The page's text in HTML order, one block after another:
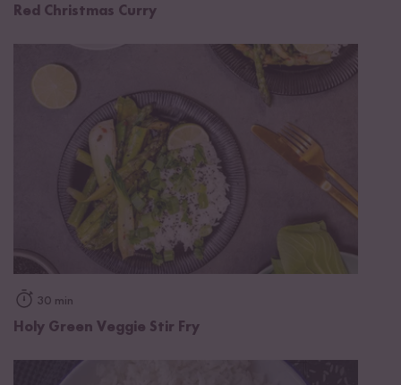
Red Christmas Curry
30 min
Holy Green Veggie Stir Fry